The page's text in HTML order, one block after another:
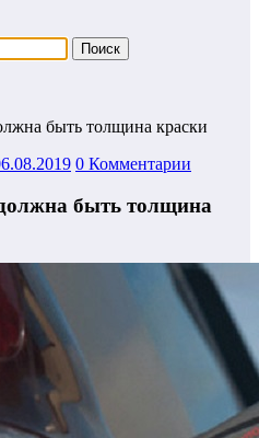
быть толщина краски
0 Комментарии
быть толщина